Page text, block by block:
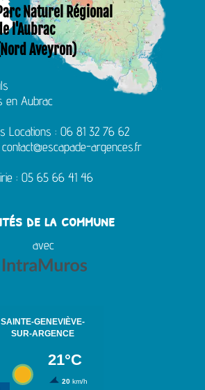
Naturel Régional
l'Aubrac
en Aubrac
Locations : 06 81 32 76 62
contact@escapade-argences.fr
: 05 65 66 41 46
Aveyron)
de la commune
avec